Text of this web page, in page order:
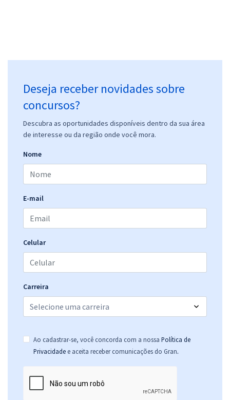
Deseja receber novidades sobre
concursos?
Descubra as oportunidades disponíveis dentro da sua área
de interesse ou da região onde você mora.
Nome
E-mail
Celular
Carreira
Ao cadastrar-se, você concorda com a nossa Política de
Privacidade e aceita receber comunicações do Gran.